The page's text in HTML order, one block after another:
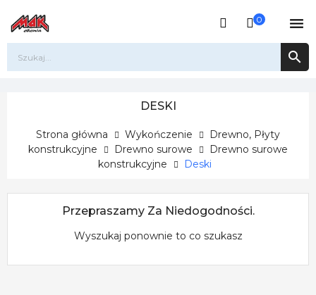
0 

DESKI
Strona główna Wykończenie
Drewno, Płyty
konstrukcyjne
Drewno surowe
Drewno surowe
konstrukcyjne
Deski
Przepraszamy Za Niedogodności.
Wyszukaj ponownie to co szukasz